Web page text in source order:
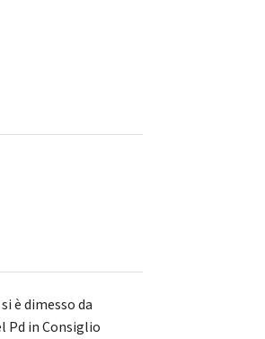
è dimesso da
Pd in Consiglio